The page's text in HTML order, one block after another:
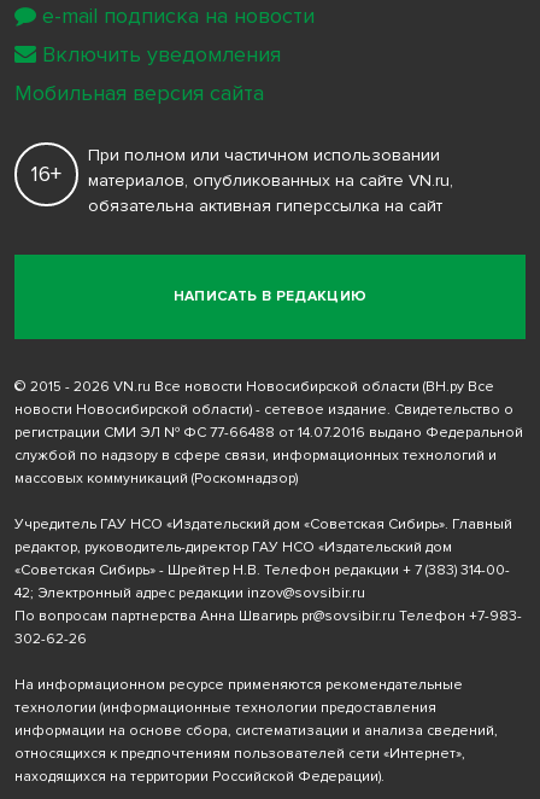
НАПИСАТЬ В РЕДАКЦИЮ
16+
При полном или частичном использовании
материалов, опубликованных на сайте VN.ru,
обязательна активная гиперссылка на сайт
© 2015 - 2026 VN.ru Все новости Новосибирской области (ВН.ру Все
новости Новосибирской области) - сетевое издание. Свидетельство о
регистрации СМИ ЭЛ № ФС 77-66488 от 14.07.2016 выдано Федеральной
службой по надзору в сфере связи, информационных технологий и
массовых коммуникаций (Роскомнадзор)
Учредитель ГАУ НСО «Издательский дом «Советская Сибирь». Главный
редактор, руководитель-директор ГАУ НСО «Издательский дом
«Советская Сибирь» - Шрейтер Н.В. Телефон редакции + 7 (383) 314-00-
42; Электронный адрес редакции inzov@sovsibir.ru
По вопросам партнерства Анна Швагирь pr@sovsibir.ru Телефон +7-983-
302-62-26
На информационном ресурсе применяются рекомендательные
технологии (информационные технологии предоставления
информации на основе сбора, систематизации и анализа сведений,
относящихся к предпочтениям пользователей сети «Интернет»,
находящихся на территории Российской Федерации).
e-mail подписка на новости
Включить уведомления
Мобильная версия сайта